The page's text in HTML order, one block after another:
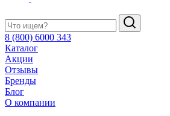
8 (800) 6000 343
Каталог
Акции
Отзывы
Бренды
Блог
О компании